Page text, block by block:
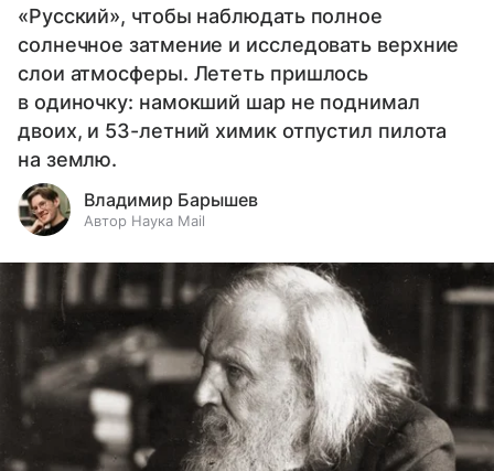
«Русский», чтобы наблюдать полное
солнечное затмение и исследовать верхние
слои атмосферы. Лететь пришлось
в одиночку: намокший шар не поднимал
двоих, и 53-летний химик отпустил пилота
на землю.
Владимир Барышев
Автор Наука Mail